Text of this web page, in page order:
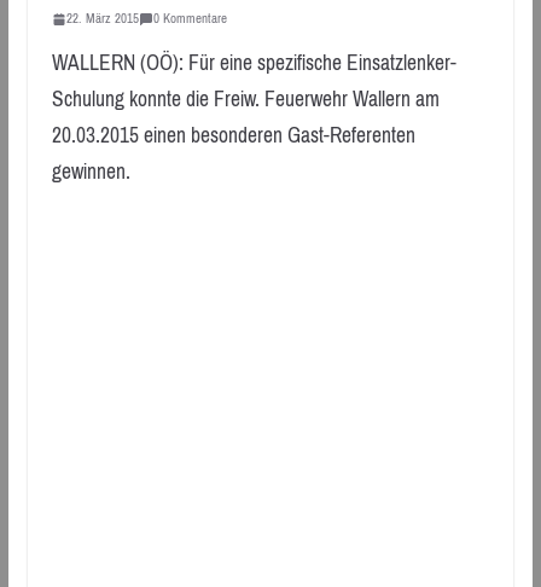
22. März 2015 0 Kommentare
WALLERN (OÖ): Für eine spezifische Einsatzlenker-
Schulung konnte die Freiw. Feuerwehr Wallern am
20.03.2015 einen besonderen Gast-Referenten
gewinnen.